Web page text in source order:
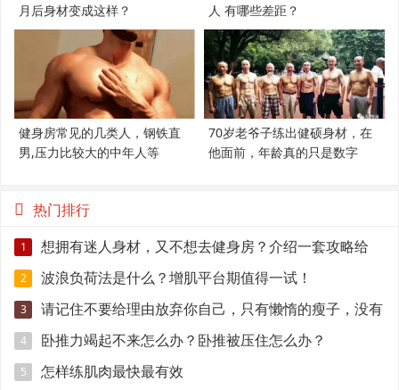
月后身材变成这样？
人 有哪些差距？
健身房常见的几类人，钢铁直
男,压力比较大的中年人等
70岁老爷子练出健硕身材，在
他面前，年龄真的只是数字
热门排行
1
想拥有迷人身材，又不想去健身房？介绍一套攻略给
你！
2 波浪负荷法是什么？增肌平台期值得一试！
3
请记住不要给理由放弃你自己，只有懒惰的瘦子，没有
长不壮的瘦子
4 卧推力竭起不来怎么办？卧推被压住怎么办？
5 怎样练肌肉最快最有效